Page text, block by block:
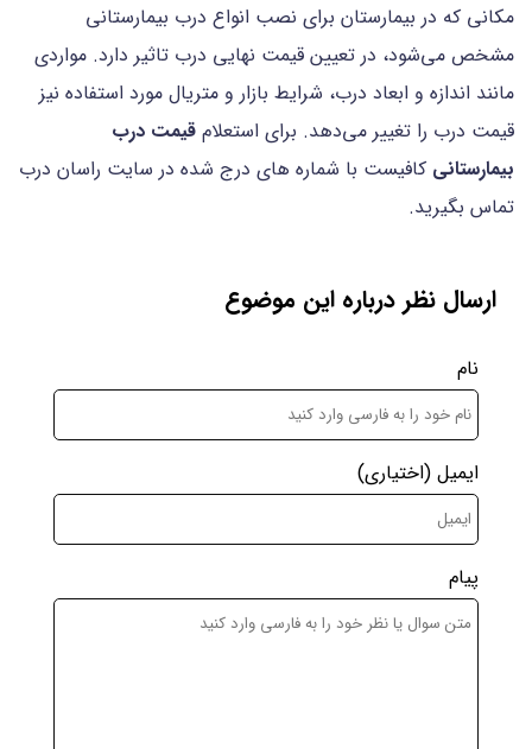
مکانی که در بیمارستان برای نصب انواع درب بیمارستانی
مشخص می‌شود، در تعیین قیمت نهایی درب تاثیر دارد. مواردی
مانند اندازه و ابعاد درب، شرایط بازار و متریال مورد استفاده نیز
قیمت درب را تغییر می‌دهد. برای استعلام قیمت درب
بیمارستانی کافیست با شماره های درج شده در سایت راسان درب
تماس بگیرید.
ارسال نظر درباره این موضوع
نام
ایمیل (اختیاری)
پیام